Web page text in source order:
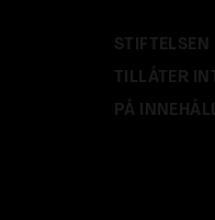
TILLÅTER
PÅ